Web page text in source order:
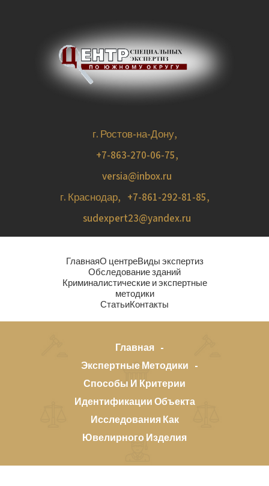
г. Ростов-на-Дону,
+7-863-270-06-75,
versia@inbox.ru
г. Краснодар, +7-861-292-81-85,
sudexpert23@yandex.ru
ГлавнаяО центреВиды экспертиз
Обследование зданий
Криминалистические и экспертные
методики
СтатьиКонтакты
Главная
Экспертные Методики
Способы И Критерии
Идентификации Объекта
Исследования Как
Ювелирного Изделия